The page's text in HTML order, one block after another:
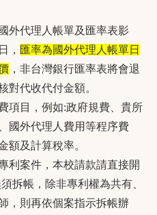
外代理人帳單及匯率表影
， 匯率為國外代理人帳單日
，非台灣銀行匯率表將會退
對代收代付金額。
項目，例如:政府規費、貴所
國外代理人費用等程序費
額及計算稅率。
利案件，本校請款請直接開
拆帳，除非專利權為共有、
，則再依個案指示拆帳辦